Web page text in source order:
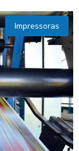
Impressoras